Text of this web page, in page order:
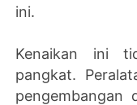
ini.
Kenaikan ini
pangkat.
pengembangan